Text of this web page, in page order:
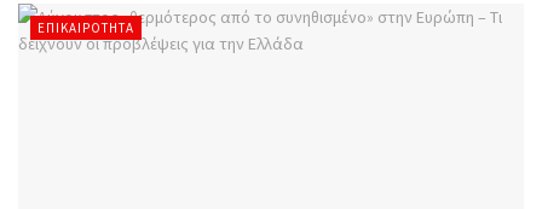
ΕΠΙΚΑΙΡΌΤΗΤΑ